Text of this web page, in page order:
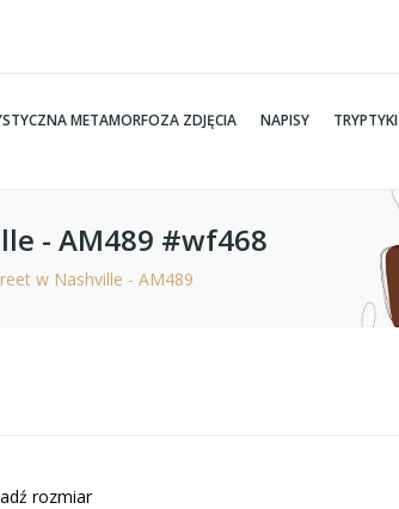
METAMORFOZA ZDJĘCIA NAPISY
TRYPTYKI
- AM489 #wf468
w Nashville - AM489
rozmiar